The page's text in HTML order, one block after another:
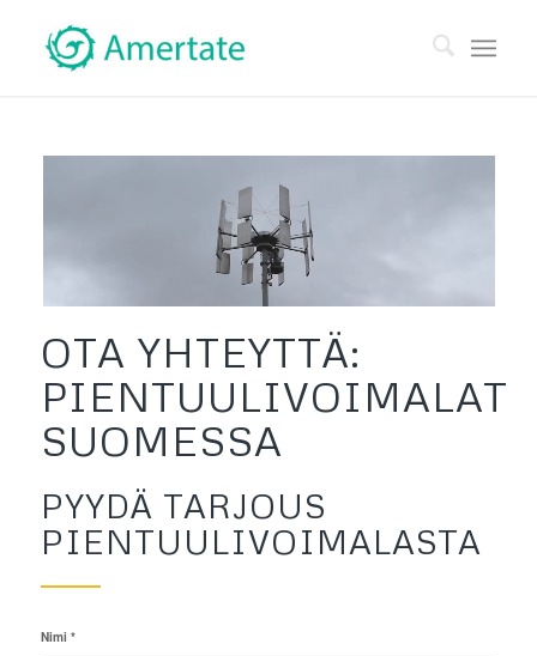
OTA YHTEYTTÄ:
PIENTUULIVOIMALAT
SUOMESSA
PYYDÄ TARJOUS
PIENTUULIVOIMALASTA
Nimi *